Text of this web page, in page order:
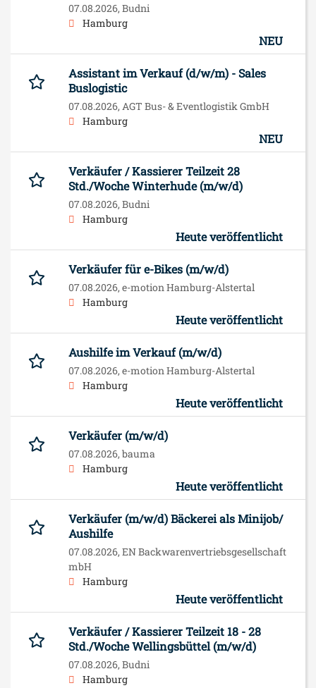
07.08.2026, Budni
Hamburg
NEU
Assistant im Verkauf (d/w/m) - Sales
Buslogistic
07.08.2026, AGT Bus- & Eventlogistik GmbH
Hamburg
NEU
Verkäufer / Kassierer Teilzeit 28
Std./Woche Winterhude (m/w/d)
07.08.2026, Budni
Hamburg
Heute veröffentlicht
Verkäufer für e-Bikes (m/w/d)
07.08.2026, e-motion Hamburg-Alstertal
Hamburg
Heute veröffentlicht
Aushilfe im Verkauf (m/w/d)
07.08.2026, e-motion Hamburg-Alstertal
Hamburg
Heute veröffentlicht
Verkäufer (m/w/d)
07.08.2026, bauma
Hamburg
Heute veröffentlicht
Verkäufer (m/w/d) Bäckerei als Minijob/
Aushilfe
07.08.2026, EN Backwarenvertriebsgesellschaft
mbH
Hamburg
Heute veröffentlicht
Verkäufer / Kassierer Teilzeit 18 - 28
Std./Woche Wellingsbüttel (m/w/d)
07.08.2026, Budni
Hamburg